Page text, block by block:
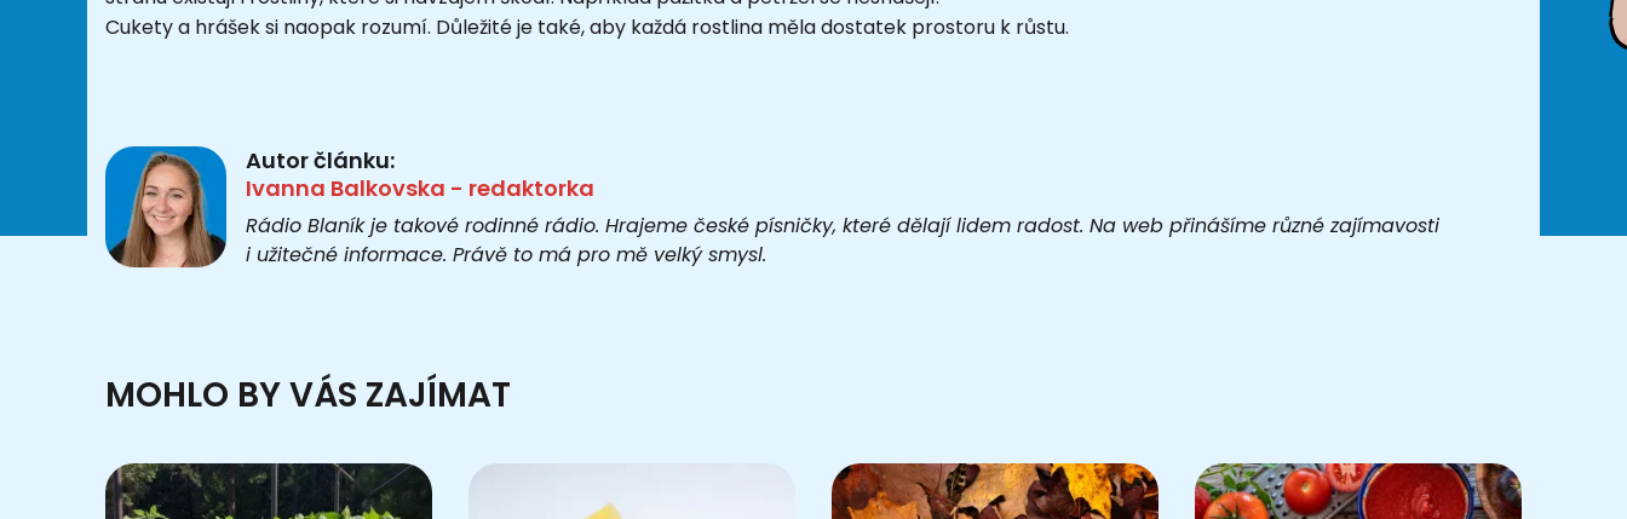
Cukety a hrášek si naopak rozumí. Důležité je také, aby každá rostlina měla dostatek prostoru k růstu.
Autor článku:
Ivanna Balkovska - redaktorka
Rádio Blaník je takové rodinné rádio. Hrajeme české písničky, které dělají lidem radost. Na web přinášíme různé zajímavosti
i užitečné informace. Právě to má pro mě velký smysl.
MOHLO BY VÁS ZAJÍMAT